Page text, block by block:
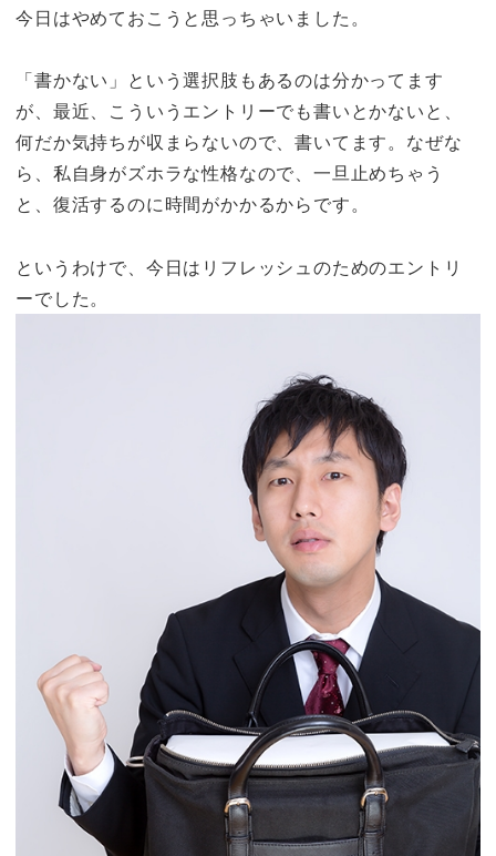
今日はやめておこうと思っちゃいました。
「書かない」という選択肢もあるのは分かってます
が、最近、こういうエントリーでも書いとかないと、
何だか気持ちが収まらないので、書いてます。なぜな
ら、私自身がズホラな性格なので、一旦止めちゃう
と、復活するのに時間がかかるからです。
というわけで、今日はリフレッシュのためのエントリ
ーでした。